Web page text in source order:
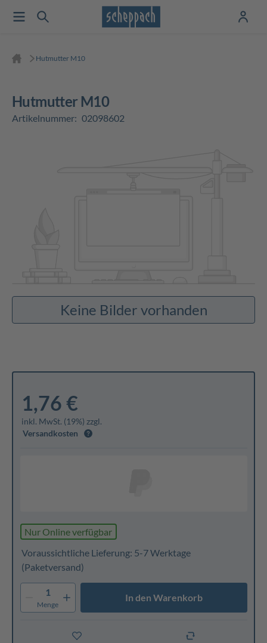
Hutmutter M10
Hutmutter M10
Artikelnummer: 02098602
Keine Bilder vorhanden
1,76 €
inkl. MwSt. (19%) zzgl.
Versandkosten
Nur Online verfügbar
Voraussichtliche Lieferung: 5-7 Werktage
(Paketversand)
1
Menge
In den Warenkorb